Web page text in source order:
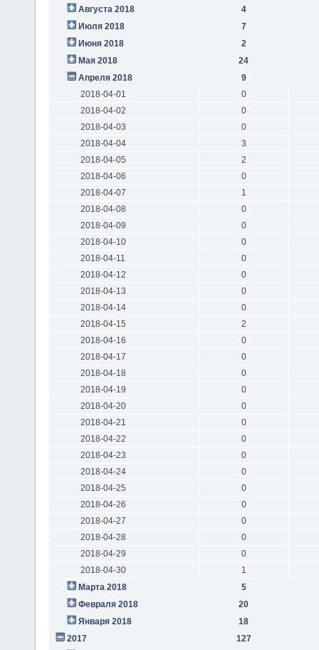
Августа 2018
4
Июля 2018
7
Июня 2018
2
Мая 2018
24
Апреля 2018
9
2018-04-01
0
2018-04-02
0
2018-04-03
0
2018-04-04
3
2018-04-05
2
2018-04-06
0
2018-04-07
1
2018-04-08
0
2018-04-09
0
2018-04-10
0
2018-04-11
0
2018-04-12
0
2018-04-13
0
2018-04-14
0
2018-04-15
2
2018-04-16
0
2018-04-17
0
2018-04-18
0
2018-04-19
0
2018-04-20
0
2018-04-21
0
2018-04-22
0
2018-04-23
0
2018-04-24
0
2018-04-25
0
2018-04-26
0
2018-04-27
0
2018-04-28
0
2018-04-29
0
2018-04-30
1
Марта 2018
5
Февраля 2018
20
Января 2018
18
2017
127